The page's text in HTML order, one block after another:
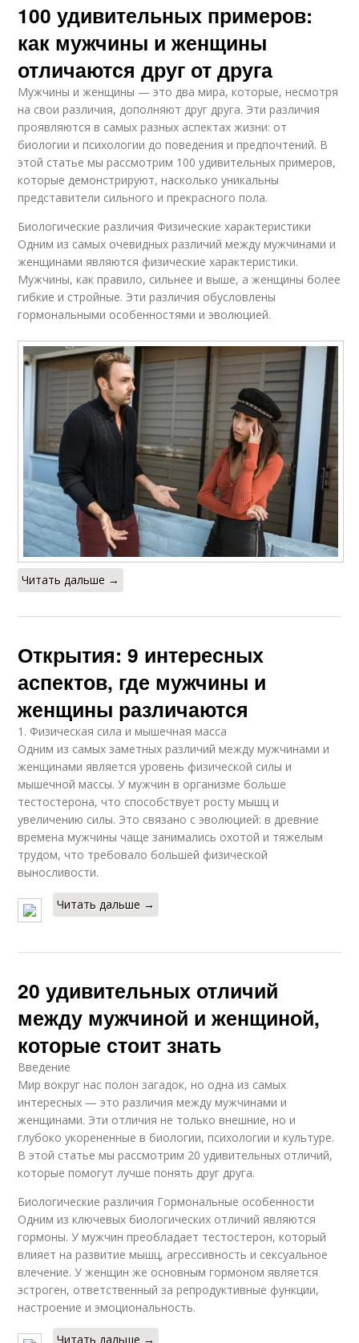
100 удивительных примеров:
как мужчины и женщины
отличаются друг от друга
Мужчины и женщины — это два мира, которые, несмотря
на свои различия, дополняют друг друга. Эти различия
проявляются в самых разных аспектах жизни: от
биологии и психологии до поведения и предпочтений. В
этой статье мы рассмотрим 100 удивительных примеров,
которые демонстрируют, насколько уникальны
представители сильного и прекрасного пола.
Биологические различия Физические характеристики
Одним из самых очевидных различий между мужчинами и
женщинами являются физические характеристики.
Мужчины, как правило, сильнее и выше, а женщины более
гибкие и стройные. Эти различия обусловлены
гормональными особенностями и эволюцией.
Читать дальше →
Открытия: 9 интересных
аспектов, где мужчины и
женщины различаются
1. Физическая сила и мышечная масса
Одним из самых заметных различий между мужчинами и
женщинами является уровень физической силы и
мышечной массы. У мужчин в организме больше
тестостерона, что способствует росту мышц и
увеличению силы. Это связано с эволюцией: в древние
времена мужчины чаще занимались охотой и тяжелым
трудом, что требовало большей физической
выносливости.
Читать дальше →
20 удивительных отличий
между мужчиной и женщиной,
которые стоит знать
Введение
Мир вокруг нас полон загадок, но одна из самых
интересных — это различия между мужчинами и
женщинами. Эти отличия не только внешние, но и
глубоко укорененные в биологии, психологии и культуре.
В этой статье мы рассмотрим 20 удивительных отличий,
которые помогут лучше понять друг друга.
Биологические различия Гормональные особенности
Одним из ключевых биологических отличий являются
гормоны. У мужчин преобладает тестостерон, который
влияет на развитие мышц, агрессивность и сексуальное
влечение. У женщин же основным гормоном является
эстроген, ответственный за репродуктивные функции,
настроение и эмоциональность.
Читать дальше →